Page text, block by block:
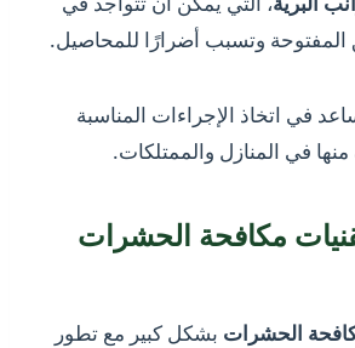
المفتوحة وتسبب أضرارًا للمحاصيل.
في اتخاذ الإجراءات المناسبة
منها في المنازل والممتلكات.
مكافحة الحشرات
الحشرات بشكل كبير مع تطور